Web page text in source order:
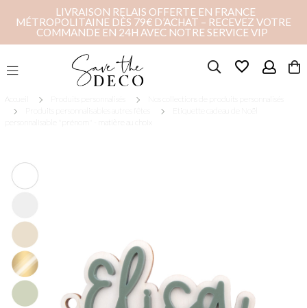
LIVRAISON RELAIS OFFERTE EN FRANCE
MÉTROPOLITAINE DÈS 79€ D’ACHAT – RECEVEZ VOTRE
COMMANDE EN 24H AVEC NOTRE SERVICE VIP
favorite_border
Accueil Produits personnalisés
Nos collections de produits personnalisés
Produits personnalisables autres fêtes
Etiquette cadeau de Noël
personnalisable "prénom" - matière au choix